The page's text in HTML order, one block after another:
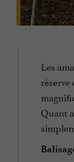
Les
Quant